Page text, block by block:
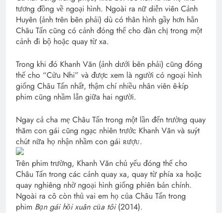
tương đồng về ngoại hình. Ngoài ra nữ diễn viên Cảnh
Huyên (ảnh trên bên phải) dù có thân hình gầy hơn hẳn
Châu Tấn cũng có cảnh đóng thế cho đàn chị trong một
cảnh đi bộ hoặc quay từ xa.
Trong khi đó Khanh Văn (ảnh dưới bên phải) cũng đóng
thế cho “Cửu Nhi” và được xem là người có ngoại hình
giống Châu Tấn nhất, thậm chí nhiều nhân viên ê-kíp
phim cũng nhầm lẫn giữa hai người.
Ngay cả cha mẹ Châu Tấn trong một lần đến trường quay
thăm con gái cũng ngạc nhiên trước Khanh Văn và suýt
chút nữa họ nhận nhầm con gái ʀượᴜ.
Trên phim trường, Khanh Văn chủ yếu đóng thế cho
Châu Tấn trong các cảnh quay xa, quay từ phía xa hoặc
quay nghiêng nhờ ngoại hình giống phiên bản chính.
Ngoài ra cô còn thủ vai em họ của Châu Tấn trong
phim Bạn gái hồi xuân của tôi(2014).